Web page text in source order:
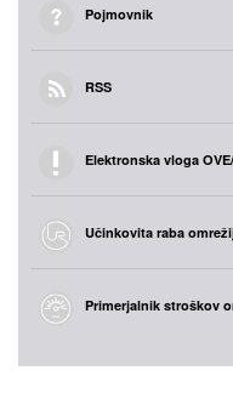
Pojmovnik
RSS
Elektronska vloga
Učinkovita raba
Primerjalnik stroškov